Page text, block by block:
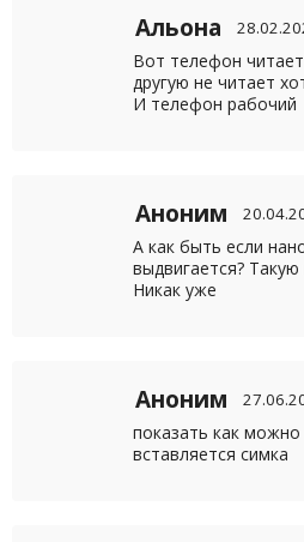
Альона
Вот телефон
другую не читает
И телефон рабочий
Аноним
А как быть если
выдвигается?
Никак уже
Аноним
показать как
вставляется симка